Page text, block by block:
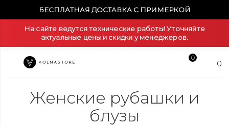
БЕСПЛАТНАЯ ДОСТАВКА С ПРИМЕРКОЙ
На сайте ведутся технические работы! Уточняйте
актуальные цены и скидки у менеджеров.
0
0
Женские рубашки и
блузы